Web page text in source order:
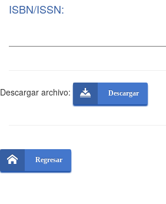
ISBN/ISSN:
Descargar archivo: Descargar
Regresar